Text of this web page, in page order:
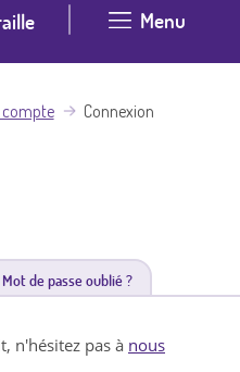
Menu
compte Connexion
Mot de passe oublié ?
n'hésitez pas à nous